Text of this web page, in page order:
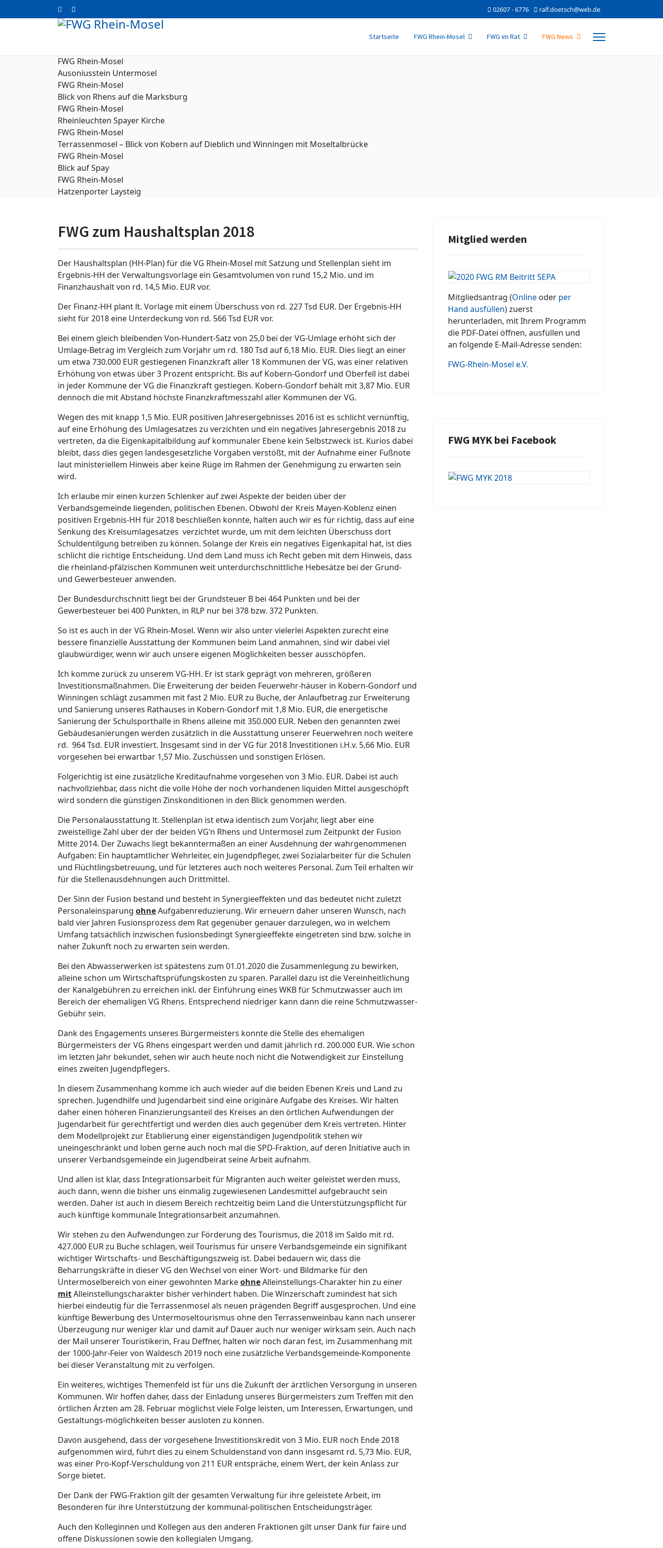
02607 - 6776 ralf.doetsch@web.de
Startseite FWG Rhein-Mosel FWG im Rat FWG News
FWG Rhein-Mosel
Ausoniusstein Untermosel
FWG Rhein-Mosel
Blick von Rhens auf die Marksburg
FWG Rhein-Mosel
Rheinleuchten Spayer Kirche
FWG Rhein-Mosel
Terrassenmosel – Blick von Kobern auf Dieblich und Winningen mit Moseltalbrücke
FWG Rhein-Mosel
Blick auf Spay
FWG Rhein-Mosel
Hatzenporter Laysteig
FWG zum Haushaltsplan 2018
Der Haushaltsplan (HH-Plan) für die VG Rhein-Mosel mit Satzung und Stellenplan sieht im
Ergebnis-HH der Verwaltungsvorlage ein Gesamtvolumen von rund 15,2 Mio. und im
Finanzhaushalt von rd. 14,5 Mio. EUR vor.
Der Finanz-HH plant lt. Vorlage mit einem Überschuss von rd. 227 Tsd EUR. Der Ergebnis-HH
sieht für 2018 eine Unterdeckung von rd. 566 Tsd EUR vor.
Bei einem gleich bleibenden Von-Hundert-Satz von 25,0 bei der VG-Umlage erhöht sich der
Umlage-Betrag im Vergleich zum Vorjahr um rd. 180 Tsd auf 6,18 Mio. EUR. Dies liegt an einer
um etwa 730.000 EUR gestiegenen Finanzkraft aller 18 Kommunen der VG, was einer relativen
Erhöhung von etwas über 3 Prozent entspricht. Bis auf Kobern-Gondorf und Oberfell ist dabei
in jeder Kommune der VG die Finanzkraft gestiegen. Kobern-Gondorf behält mit 3,87 Mio. EUR
dennoch die mit Abstand höchste Finanzkraftmesszahl aller Kommunen der VG.
Wegen des mit knapp 1,5 Mio. EUR positiven Jahresergebnisses 2016 ist es schlicht vernünftig,
auf eine Erhöhung des Umlagesatzes zu verzichten und ein negatives Jahresergebnis 2018 zu
vertreten, da die Eigenkapitalbildung auf kommunaler Ebene kein Selbstzweck ist. Kurios dabei
bleibt, dass dies gegen landesgesetzliche Vorgaben verstößt, mit der Aufnahme einer Fußnote
laut ministeriellem Hinweis aber keine Rüge im Rahmen der Genehmigung zu erwarten sein
wird.
Ich erlaube mir einen kurzen Schlenker auf zwei Aspekte der beiden über der
Verbandsgemeinde liegenden, politischen Ebenen. Obwohl der Kreis Mayen-Koblenz einen
positiven Ergebnis-HH für 2018 beschließen konnte, halten auch wir es für richtig, dass auf eine
Senkung des Kreisumlagesatzes verzichtet wurde, um mit dem leichten Überschuss dort
Schuldentilgung betreiben zu können. Solange der Kreis ein negatives Eigenkapital hat, ist dies
schlicht die richtige Entscheidung. Und dem Land muss ich Recht geben mit dem Hinweis, dass
die rheinland-pfälzischen Kommunen weit unterdurchschnittliche Hebesätze bei der Grund-
und Gewerbesteuer anwenden.
Der Bundesdurchschnitt liegt bei der Grundsteuer B bei 464 Punkten und bei der
Gewerbesteuer bei 400 Punkten, in RLP nur bei 378 bzw. 372 Punkten.
So ist es auch in der VG Rhein-Mosel. Wenn wir also unter vielerlei Aspekten zurecht eine
bessere finanzielle Ausstattung der Kommunen beim Land anmahnen, sind wir dabei viel
glaubwürdiger, wenn wir auch unsere eigenen Möglichkeiten besser ausschöpfen.
Ich komme zurück zu unserem VG-HH. Er ist stark geprägt von mehreren, größeren
Investitionsmaßnahmen. Die Erweiterung der beiden Feuerwehr-häuser in Kobern-Gondorf und
Winningen schlägt zusammen mit fast 2 Mio. EUR zu Buche, der Anlaufbetrag zur Erweiterung
und Sanierung unseres Rathauses in Kobern-Gondorf mit 1,8 Mio. EUR, die energetische
Sanierung der Schulsporthalle in Rhens alleine mit 350.000 EUR. Neben den genannten zwei
Gebäudesanierungen werden zusätzlich in die Ausstattung unserer Feuerwehren noch weitere
rd. 964 Tsd. EUR investiert. Insgesamt sind in der VG für 2018 Investitionen i.H.v. 5,66 Mio. EUR
vorgesehen bei erwartbar 1,57 Mio. Zuschüssen und sonstigen Erlösen.
Folgerichtig ist eine zusätzliche Kreditaufnahme vorgesehen von 3 Mio. EUR. Dabei ist auch
nachvollziehbar, dass nicht die volle Höhe der noch vorhandenen liquiden Mittel ausgeschöpft
wird sondern die günstigen Zinskonditionen in den Blick genommen werden.
Die Personalausstattung lt. Stellenplan ist etwa identisch zum Vorjahr, liegt aber eine
zweistellige Zahl über der der beiden VG’n Rhens und Untermosel zum Zeitpunkt der Fusion
Mitte 2014. Der Zuwachs liegt bekanntermaßen an einer Ausdehnung der wahrgenommenen
Aufgaben: Ein hauptamtlicher Wehrleiter, ein Jugendpfleger, zwei Sozialarbeiter für die Schulen
und Flüchtlingsbetreuung, und für letzteres auch noch weiteres Personal. Zum Teil erhalten wir
für die Stellenausdehnungen auch Drittmittel.
Der Sinn der Fusion bestand und besteht in Synergieeffekten und das bedeutet nicht zuletzt
Personaleinsparung ohneAufgabenreduzierung. Wir erneuern daher unseren Wunsch, nach
bald vier Jahren Fusionsprozess dem Rat gegenüber genauer darzulegen, wo in welchem
Umfang tatsächlich inzwischen fusionsbedingt Synergieeffekte eingetreten sind bzw. solche in
naher Zukunft noch zu erwarten sein werden.
Bei den Abwasserwerken ist spätestens zum 01.01.2020 die Zusammenlegung zu bewirken,
alleine schon um Wirtschaftsprüfungskosten zu sparen. Parallel dazu ist die Vereinheitlichung
der Kanalgebühren zu erreichen inkl. der Einführung eines WKB für Schmutzwasser auch im
Bereich der ehemaligen VG Rhens. Entsprechend niedriger kann dann die reine Schmutzwasser-
Gebühr sein.
Dank des Engagements unseres Bürgermeisters konnte die Stelle des ehemaligen
Bürgermeisters der VG Rhens eingespart werden und damit jährlich rd. 200.000 EUR. Wie schon
im letzten Jahr bekundet, sehen wir auch heute noch nicht die Notwendigkeit zur Einstellung
eines zweiten Jugendpflegers.
In diesem Zusammenhang komme ich auch wieder auf die beiden Ebenen Kreis und Land zu
sprechen. Jugendhilfe und Jugendarbeit sind eine originäre Aufgabe des Kreises. Wir halten
daher einen höheren Finanzierungsanteil des Kreises an den örtlichen Aufwendungen der
Jugendarbeit für gerechtfertigt und werden dies auch gegenüber dem Kreis vertreten. Hinter
dem Modellprojekt zur Etablierung einer eigenständigen Jugendpolitik stehen wir
uneingeschränkt und loben gerne auch noch mal die SPD-Fraktion, auf deren Initiative auch in
unserer Verbandsgemeinde ein Jugendbeirat seine Arbeit aufnahm.
Und allen ist klar, dass Integrationsarbeit für Migranten auch weiter geleistet werden muss,
auch dann, wenn die bisher uns einmalig zugewiesenen Landesmittel aufgebraucht sein
werden. Daher ist auch in diesem Bereich rechtzeitig beim Land die Unterstützungspflicht für
auch künftige kommunale Integrationsarbeit anzumahnen.
Wir stehen zu den Aufwendungen zur Förderung des Tourismus, die 2018 im Saldo mit rd.
427.000 EUR zu Buche schlagen, weil Tourismus für unsere Verbandsgemeinde ein signifikant
wichtiger Wirtschafts- und Beschäftigungszweig ist. Dabei bedauern wir, dass die
Beharrungskräfte in dieser VG den Wechsel von einer Wort- und Bildmarke für den
Untermoselbereich von einer gewohnten MarkeohneAlleinstellungs-Charakter hin zu einer
mitAlleinstellungscharakter bisher verhindert haben. Die Winzerschaft zumindest hat sich
hierbei eindeutig für die Terrassenmosel als neuen prägenden Begriff ausgesprochen. Und eine
künftige Bewerbung des Untermoseltourismus ohne den Terrassenweinbau kann nach unserer
Überzeugung nur weniger klar und damit auf Dauer auch nur weniger wirksam sein. Auch nach
der Mail unserer Touristikerin, Frau Deffner, halten wir noch daran fest, im Zusammenhang mit
der 1000-Jahr-Feier von Waldesch 2019 noch eine zusätzliche Verbandsgemeinde-Komponente
bei dieser Veranstaltung mit zu verfolgen.
Ein weiteres, wichtiges Themenfeld ist für uns die Zukunft der ärztlichen Versorgung in unseren
Kommunen. Wir hoffen daher, dass der Einladung unseres Bürgermeisters zum Treffen mit den
örtlichen Ärzten am 28. Februar möglichst viele Folge leisten, um Interessen, Erwartungen, und
Gestaltungs-möglichkeiten besser ausloten zu können.
Davon ausgehend, dass der vorgesehene Investitionskredit von 3 Mio. EUR noch Ende 2018
aufgenommen wird, führt dies zu einem Schuldenstand von dann insgesamt rd. 5,73 Mio. EUR,
was einer Pro-Kopf-Verschuldung von 211 EUR entspräche, einem Wert, der kein Anlass zur
Sorge bietet.
Der Dank der FWG-Fraktion gilt der gesamten Verwaltung für ihre geleistete Arbeit, im
Besonderen für ihre Unterstützung der kommunal-politischen Entscheidungsträger.
Auch den Kolleginnen und Kollegen aus den anderen Fraktionen gilt unser Dank für faire und
offene Diskussionen sowie den kollegialen Umgang.
Mitglied werden
Mitgliedsantrag (Online oder per
Hand ausfüllen) zuerst
herunterladen, mit Ihrem Programm
die PDF-Datei öffnen, ausfüllen und
an folgende E-Mail-Adresse senden:
FWG-Rhein-Mosel e.V.
FWG MYK bei Facebook